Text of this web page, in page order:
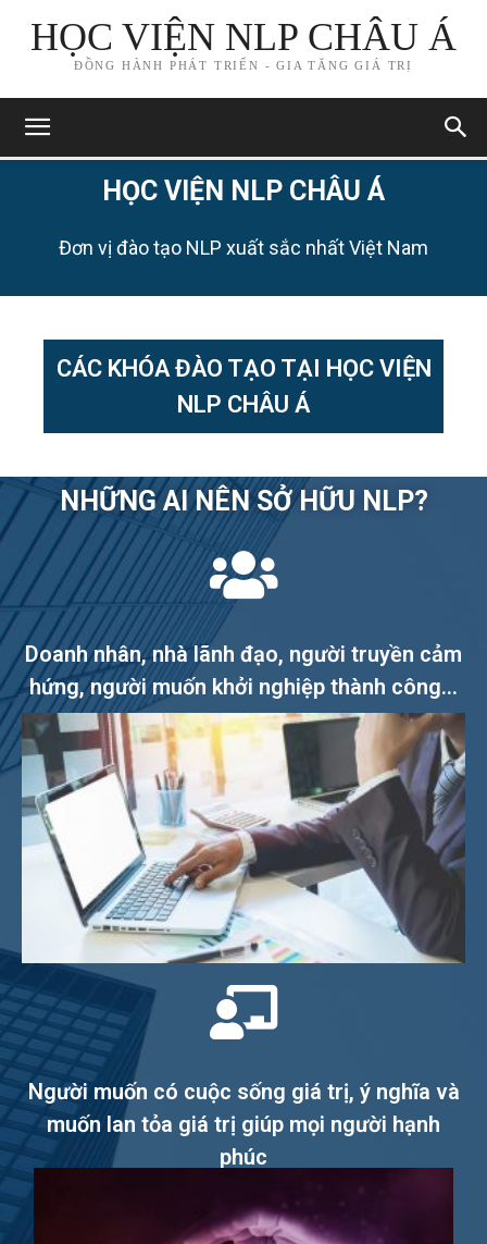
HỌC VIỆN NLP CHÂU Á
ĐỒNG HÀNH PHÁT TRIỂN - GIA TĂNG GIÁ TRỊ
HỌC VIỆN NLP CHÂU Á
Đơn vị đào tạo NLP xuất sắc nhất Việt Nam​
CÁC KHÓA ĐÀO TẠO TẠI HỌC VIỆN
NLP CHÂU Á
NHỮNG AI NÊN SỞ HỮU NLP?
Doanh nhân, nhà lãnh đạo, người truyền cảm
hứng, người muốn khởi nghiệp thành công...
Người muốn có cuộc sống giá trị, ý nghĩa và
muốn lan tỏa giá trị giúp mọi người hạnh
phúc